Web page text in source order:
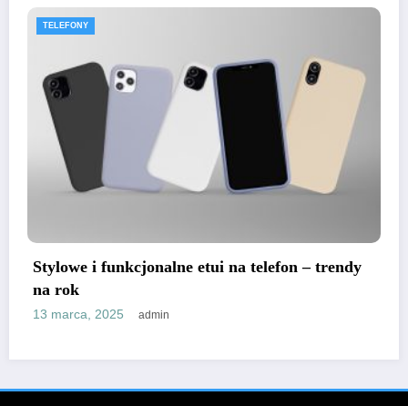
Etui na telefon z klapką czy bez – które
13 marca, 2025